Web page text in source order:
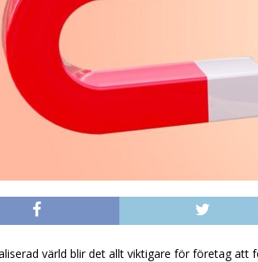
värld blir det allt viktigare för företag